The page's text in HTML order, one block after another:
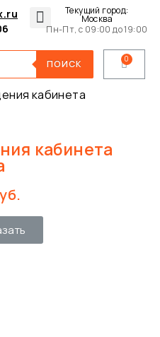
Текущий город:
Москва
Пн-Пт, с 09:00 до 19:00
ПОИСК
кабинета
кабинета